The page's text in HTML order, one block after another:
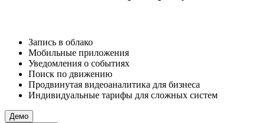
Запись в облако
Мобильные приложения
Уведомления о событиях
Поиск по движению
Продвинутая видеоаналитика для бизнеса
Индивидуальные тарифы для сложных систем
Демо